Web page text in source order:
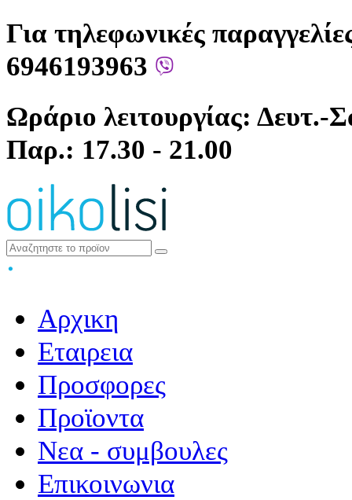
Για τηλεφωνικές
6946193963
Ωράριο λειτουργίας:
Παρ.: 17.30 - 21.00
Αρχικη
Εταιρεια
Προσφορες
Προϊοντα
Nεα - συμβουλες
Επικοινωνια